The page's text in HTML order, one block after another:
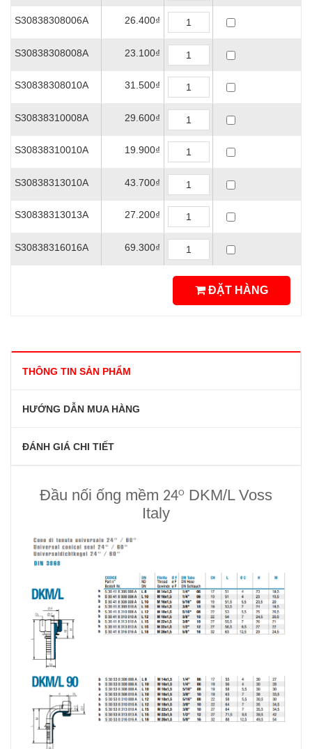
S30838308006A 26.400₫
S30838308008A 23.100₫
S30838308010A 31.500₫
S30838310008A 29.600₫
S30838310010A 19.900₫
S30838313010A 43.700₫
S30838313013A 27.200₫
S30838316016A 69.300₫
ĐẶT HÀNG
THÔNG TIN SẢN PHẨM
HƯỚNG DẪN MUA HÀNG
ĐÁNH GIÁ CHI TIẾT
Đầu nối ống mềm 24O
DKM/L Voss
Italy